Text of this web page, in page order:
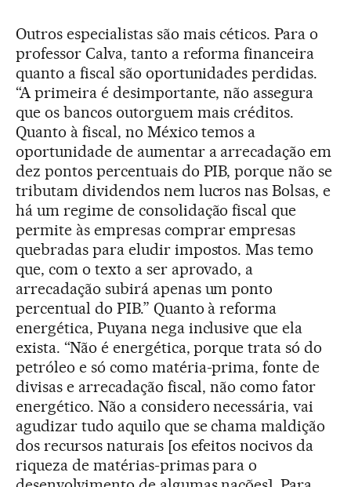
Outros especialistas são mais céticos. Para o
professor Calva, tanto a reforma financeira
quanto a fiscal são oportunidades perdidas.
“A primeira é desimportante, não assegura
que os bancos outorguem mais créditos.
Quanto à fiscal, no México temos a
oportunidade de aumentar a arrecadação em
dez pontos percentuais do PIB, porque não se
tributam dividendos nem lucros nas Bolsas, e
há um regime de consolidação fiscal que
permite às empresas comprar empresas
quebradas para eludir impostos. Mas temo
que, com o texto a ser aprovado, a
arrecadação subirá apenas um ponto
percentual do PIB.” Quanto à reforma
energética, Puyana nega inclusive que ela
exista. “Não é energética, porque trata só do
petróleo e só como matéria-prima, fonte de
divisas e arrecadação fiscal, não como fator
energético. Não a considero necessária, vai
agudizar tudo aquilo que se chama maldição
dos recursos naturais [os efeitos nocivos da
riqueza de matérias-primas para o